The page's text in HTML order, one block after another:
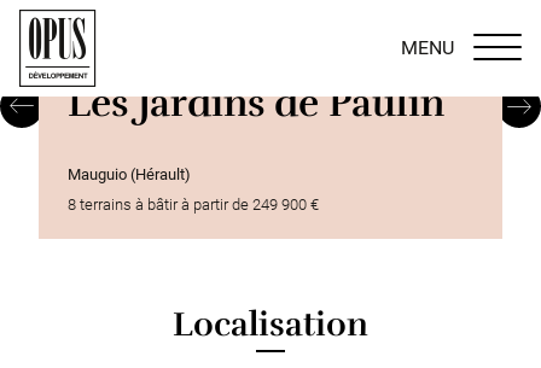
MENU
PreviousLes Jardins de Paulin
Mauguio (Hérault)
8 terrains à bâtir à partir de 249 900 €
Localisation